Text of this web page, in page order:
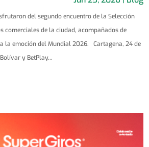
del segundo encuentro de la Selección
comerciales de la ciudad, acompañados de
la emoción del Mundial 2026. Cartagena, 24 de
y BetPlay...